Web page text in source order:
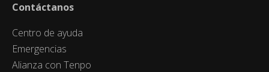
Contáctanos
Centro de ayuda
Emergencias
Alianza con Tenpo